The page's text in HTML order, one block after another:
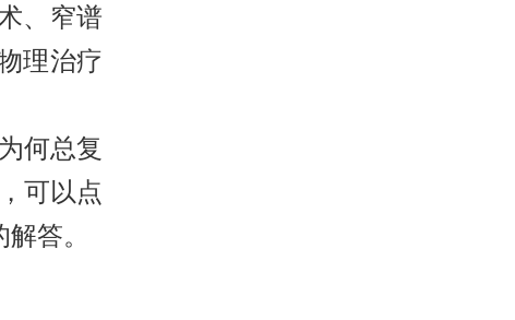
、窄谱
理治疗
何总复
可以点
答。